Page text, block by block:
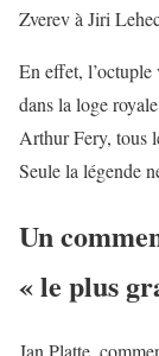
Zverev à Jiri
En effet,
dans la loge
Arthur Fery, tous
Seule la légende
Un
« le plus
Jan Platte,